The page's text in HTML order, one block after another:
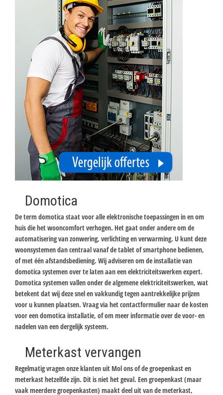
Domotica
De term domotica staat voor alle elektronische toepassingen in en om
huis die het wooncomfort verhogen. Het gaat onder andere om de
automatisering van zonwering, verlichting en verwarming. U kunt deze
woonsystemen dan centraal vanaf de tablet of smartphone bedienen,
of met één afstandsbediening. Wij adviseren om de installatie van
domotica systemen over te laten aan een elektriciteitswerken expert.
Domotica systemen vallen onder de algemene elektriciteitswerken, wat
betekent dat wij deze snel en vakkundig tegen aantrekkelijke prijzen
voor u kunnen plaatsen. Vraag via het contactformulier naar de kosten
voor een domotica installatie, of om meer informatie over de voor- en
nadelen van een dergelijk systeem.
Meterkast vervangen
Regelmatig vragen onze klanten uit Mol ons of de groepenkast en
meterkast hetzelfde zijn. Dit is niet het geval. Een groepenkast (maar
vaak meerdere groepenkasten) maakt deel uit van de meterkast,